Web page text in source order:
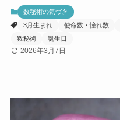
数秘術の気づき
3月生まれ
使命数・憧れ数
数秘術
誕生日
2026年3月7日